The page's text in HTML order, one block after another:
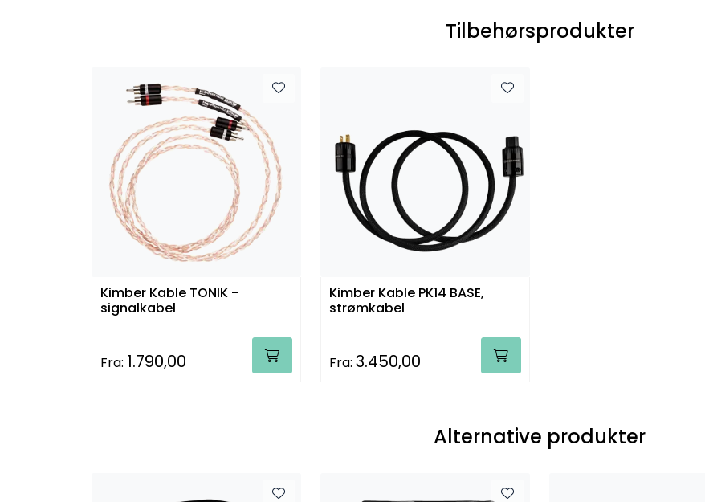
Tilbehørsprodukter
Kimber Kable TONIK -
signalkabel
Fra: 1.790,00
Kimber Kable PK14 BASE,
strømkabel
Fra: 3.450,00
Alternative produkter